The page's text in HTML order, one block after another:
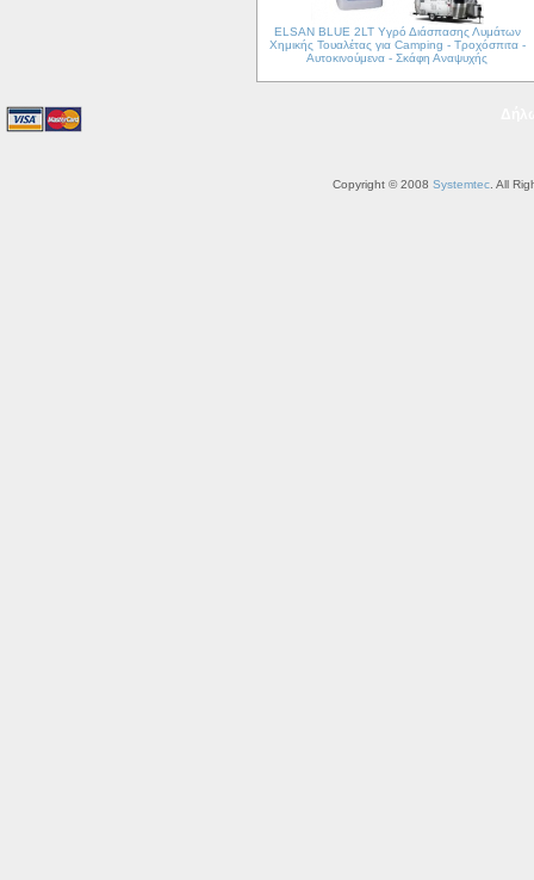
ELSAN BLUE 2LT Yγρό Διάσπασης Λυμάτων
Χημικής Τουαλέτας για Camping - Τροχόσπιτα -
Αυτοκινούμενα - Σκάφη Αναψυχής
Copyright © 2008 Systemtec . All